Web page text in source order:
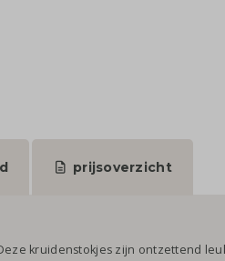
prijsoverzicht
kruidenstokjes zijn ontzettend